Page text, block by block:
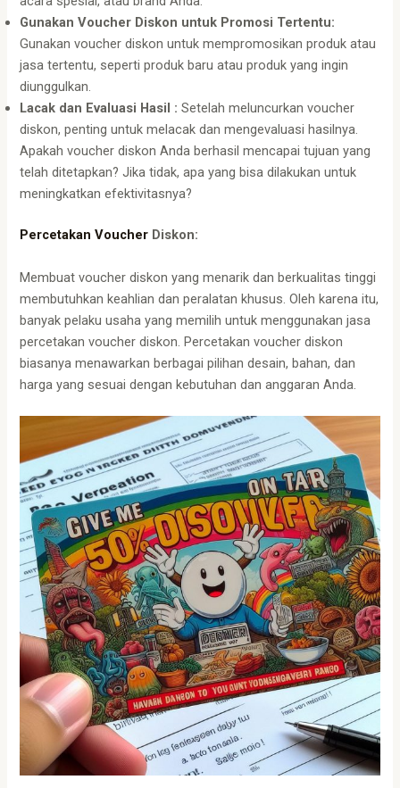
Gunakan Voucher Diskon untuk Promosi Tertentu:
Gunakan voucher diskon untuk mempromosikan produk atau
jasa tertentu, seperti produk baru atau produk yang ingin
diunggulkan.
Lacak dan Evaluasi Hasil :Setelah meluncurkan voucher
diskon, penting untuk melacak dan mengevaluasi hasilnya.
Apakah voucher diskon Anda berhasil mencapai tujuan yang
telah ditetapkan? Jika tidak, apa yang bisa dilakukan untuk
meningkatkan efektivitasnya?
Percetakan Voucher Diskon:
Membuat voucher diskon yang menarik dan berkualitas tinggi
membutuhkan keahlian dan peralatan khusus. Oleh karena itu,
banyak pelaku usaha yang memilih untuk menggunakan jasa
percetakan voucher diskon. Percetakan voucher diskon
biasanya menawarkan berbagai pilihan desain, bahan, dan
harga yang sesuai dengan kebutuhan dan anggaran Anda.